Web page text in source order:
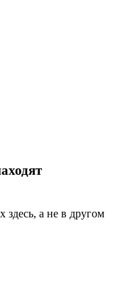
здесь, а не в другом